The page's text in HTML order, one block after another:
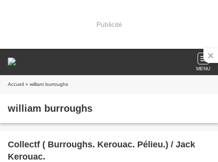
Publicité
MENU
Accueil » william burroughs
william burroughs
Collectf ( Burroughs. Kerouac. Pélieu.) / Jack
Kerouac.